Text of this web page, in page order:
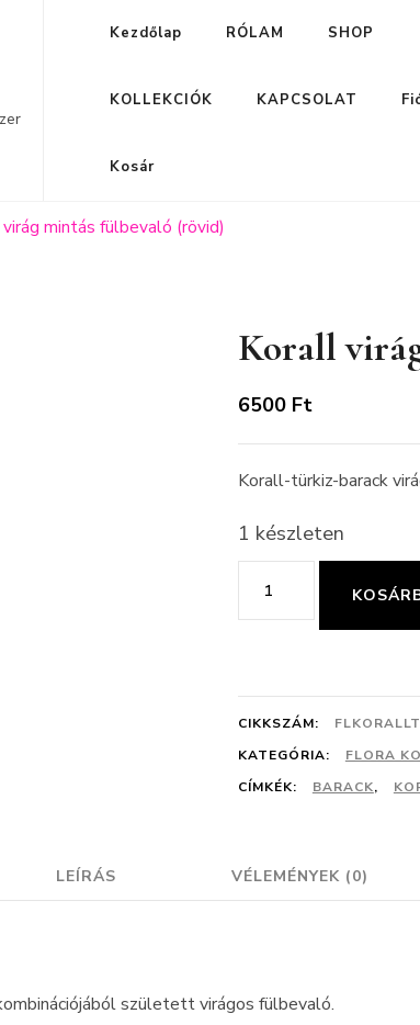
Kezdőlap RÓLAM SHOP
KOLLEKCIÓK KAPCSOLAT
Kosár
mintás fülbevaló (rövid)
Korall
6500 Ft
Korall-türkiz-barack
1 készleten
Korall
virág
(rövid)
mennyiség
CIKKSZÁM:
KATEGÓRIA:
FLORA
CÍMKÉK:
BARACK,
LEÍRÁS VÉLEMÉNYEK (0)
született virágos fülbevaló.